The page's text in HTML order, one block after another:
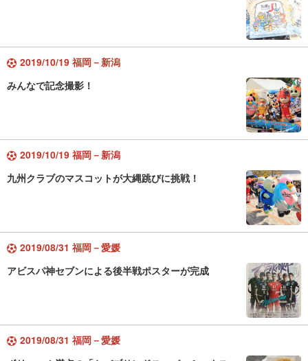
2019/10/19 福岡－新潟
みんなで記念撮影！
2019/10/19 福岡－新潟
九州クラブのマスコットが大縄跳びに挑戦！
2019/08/31 福岡－愛媛
アビスパ神セブンによる後半戦ポスターが完成
2019/08/31 福岡－愛媛